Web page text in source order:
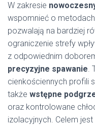
W zakresie
wspomnieć o
pozwalają na bardziej
ograniczenie strefy
z odpowiednim
precyzyjne spawanie.
cienkościennych profili
także wstępne
oraz kontrolowane
izolacyjnych. Celem